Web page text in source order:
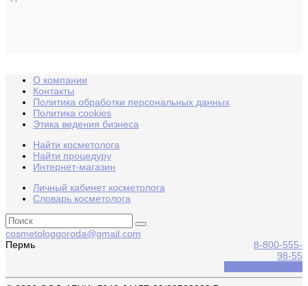
О компании
Контакты
Политика обработки персональных данных
Политика cookies
Этика ведения бизнеса
Найти косметолога
Найти процедуру
Интернет-магазин
Личный кабинет косметолога
Словарь косметолога
cosmetologgoroda@gmail.com
Пермь
8-800-555-
98-55